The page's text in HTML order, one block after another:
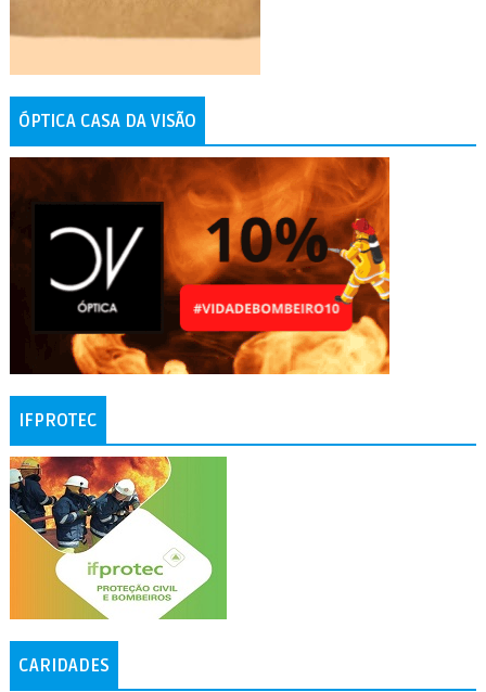
ÓPTICA CASA DA VISÃO
IFPROTEC
CARIDADES